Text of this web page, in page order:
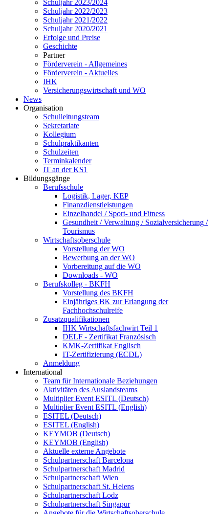
Schuljahr 2023/2024
Schuljahr 2022/2023
Schuljahr 2021/2022
Schuljahr 2020/2021
Erfolge und Preise
Geschichte
Partner
Förderverein - Allgemeines
Förderverein - Aktuelles
IHK
Versicherungswirtschaft und WO
News
Organisation
Schulleitungsteam
Sekretariate
Kollegium
Schulpraktikanten
Schulzeiten
Terminkalender
IT an der KS1
Bildungsgänge
Berufsschule
Logistik, Lager, KEP
Finanzdienstleistungen
Einzelhandel / Sport- und Fitness
Gesundheit / Verwaltung / Sozialversicherung /
Tourismus
Wirtschaftsoberschule
Vorstellung der WO
Bewerbung an der WO
Vorbereitung auf die WO
Downloads - WO
Berufskolleg - BKFH
Vorstellung des BKFH
Einjähriges BK zur Erlangung der
Fachhochschulreife
Zusatzqualifikationen
IHK Wirtschaftsfachwirt Teil 1
DELF - Zertifikat Französisch
KMK-Zertifikat Englisch
IT-Zertifizierung (ECDL)
Anmeldung
International
Team für Internationale Beziehungen
Aktivitäten des Auslandsteams
Multiplier Event ESITL (Deutsch)
Multiplier Event ESITL (English)
ESITEL (Deutsch)
ESITEL (English)
KEYMOB (Deutsch)
KEYMOB (English)
Aktuelle externe Angebote
Schulpartnerschaft Barcelona
Schulpartnerschaft Madrid
Schulpartnerschaft Wien
Schulpartnerschaft St. Helens
Schulpartnerschaft Lodz
Schulpartnerschaft Singapur